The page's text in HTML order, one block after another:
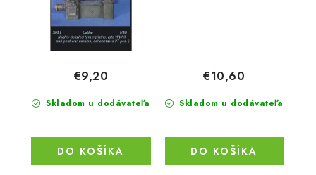
Skladom u dodávateľa
€9,20
DO KOŠÍKA
Skladom u dodávateľa
€10,60
DO KOŠÍKA